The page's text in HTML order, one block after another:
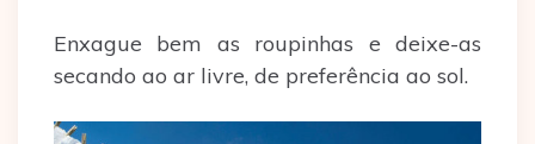
Enxague bem as roupinhas e deixe-as
secando ao ar livre, de preferência ao sol.